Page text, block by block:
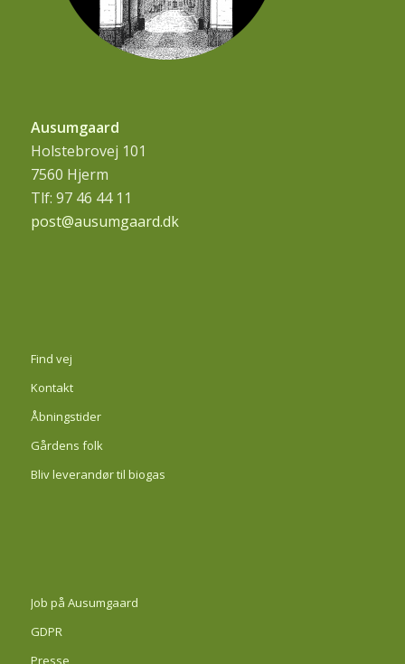
Ausumgaard
Holstebrovej 101
7560 Hjerm
Tlf: 97 46 44 11
post@ausumgaard.dk
Find vej
Kontakt
Åbningstider
Gårdens folk
Bliv leverandør til biogas
Job på Ausumgaard
GDPR
Presse